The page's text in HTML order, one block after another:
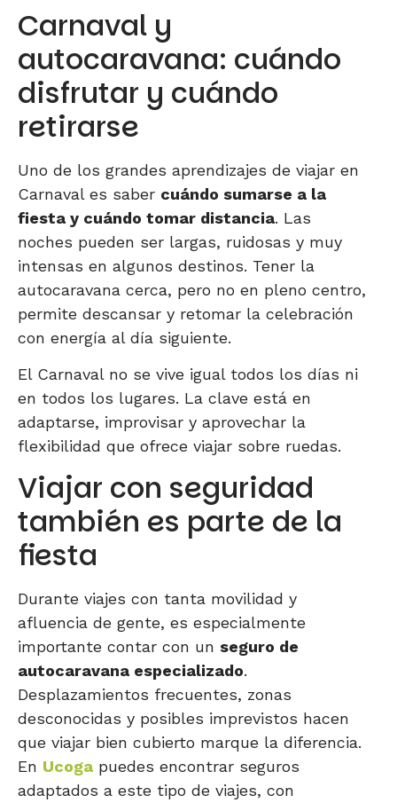
Carnaval y
autocaravana: cuándo
disfrutar y cuándo
retirarse
Uno de los grandes aprendizajes de viajar en
Carnaval es saber cuándo sumarse a la
fiesta y cuándo tomar distancia. Las
noches pueden ser largas, ruidosas y muy
intensas en algunos destinos. Tener la
autocaravana cerca, pero no en pleno centro,
permite descansar y retomar la celebración
con energía al día siguiente.
El Carnaval no se vive igual todos los días ni
en todos los lugares. La clave está en
adaptarse, improvisar y aprovechar la
flexibilidad que ofrece viajar sobre ruedas.
Viajar con seguridad
también es parte de la
fiesta
Durante viajes con tanta movilidad y
afluencia de gente, es especialmente
importante contar con un seguro de
autocaravana especializado.
Desplazamientos frecuentes, zonas
desconocidas y posibles imprevistos hacen
que viajar bien cubierto marque la diferencia.
En Ucoga puedes encontrar seguros
adaptados a este tipo de viajes, con